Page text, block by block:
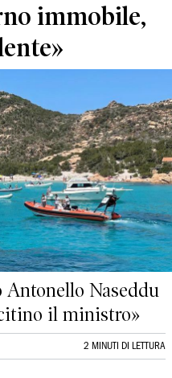
immobile,
Antonello Naseddu
il ministro»
2 MINUTI DI LETTURA